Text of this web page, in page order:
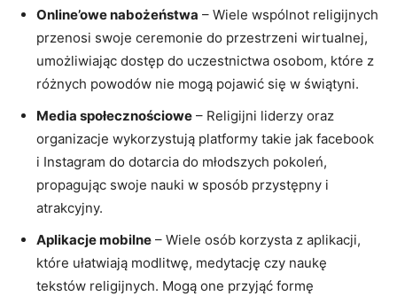
Online’owe nabożeństwa – Wiele wspólnot religijnych
przenosi swoje ceremonie do przestrzeni wirtualnej,
umożliwiając dostęp do uczestnictwa osobom, które z
różnych powodów nie mogą pojawić się w świątyni.
Media społecznościowe – Religijni liderzy oraz
organizacje wykorzystują platformy takie jak facebook
i Instagram do dotarcia do młodszych pokoleń,
propagując swoje nauki w sposób przystępny i
atrakcyjny.
Aplikacje mobilne – Wiele osób korzysta z aplikacji,
które ułatwiają modlitwę, medytację czy naukę
tekstów religijnych. Mogą one przyjąć formę